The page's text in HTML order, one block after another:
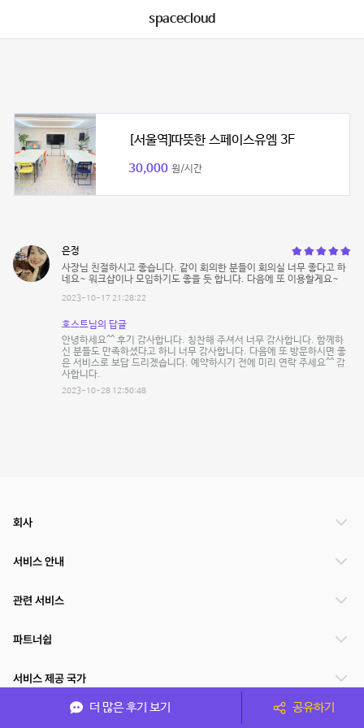
spacecloud
[서울역]따뜻한 스페이스유엠 3F
30,000 원/시간
은정
사장님 친절하시고 좋습니다. 같이 회의한 분들이 회의실 너무 좋다고 하
네요~ 워크샵이나 모임하기도 좋을 듯 합니다. 다음에 또 이용할게요~
2023-10-17 21:28:22
호스트님의 답글
안녕하세요^^ 후기 감사합니다. 칭찬해 주셔서 너무 감사합니다. 함께하
신 분들도 만족하셨다고 하니 너무 감사합니다. 다음에 또 방문하시면 좋
은 서비스로 보답 드리겠습니다. 예약하시기 전에 미리 연락 주세요^^ 감
사합니다.
2023-10-28 12:50:48
더 많은 후기 보기 공유하기
회사
서비스 안내
관련 서비스
파트너쉽
서비스 제공 국가